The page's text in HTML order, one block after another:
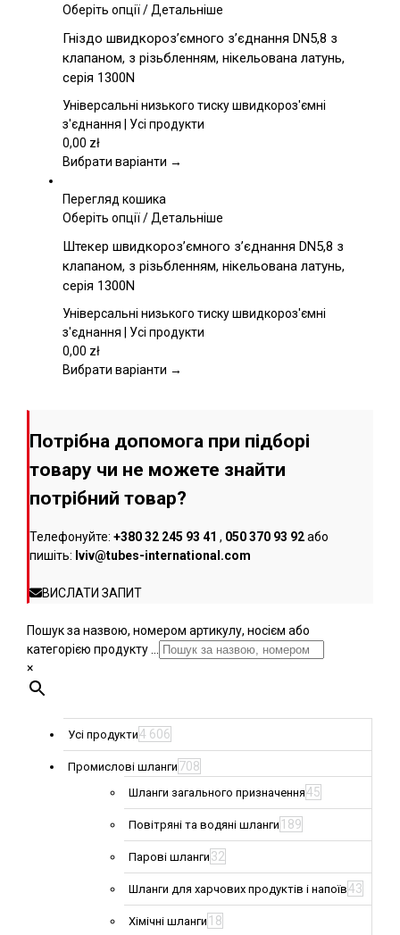
товару
Оберіть опціїЦей
має
кілька
Параметри
можна
на
товару
/Детальніше
Гніздо швидкороз’ємного з’єднання DN5,8 з
клапаном, з різьбленням, нікельована латунь,
серія 1300N
Універсальні низького тиску швидкороз'ємні
з'єднання | Усі продукти
0,00 zł
Вибрати варіанти →
Перегляд кошика
Оберіть опціїЦей
має
кілька
Параметри
можна
на
/Детальніше
Штекер швидкороз’ємного з’єднання DN5,8 з
клапаном, з різьбленням, нікельована латунь,
серія 1300N
Універсальні низького тиску швидкороз'ємні
з'єднання | Усі продукти
0,00 zł
Вибрати варіанти →
Потрібна допомога при підборі
товару чи не можете знайти
потрібний товар?
Телефонуйте: +380 32 245 93 41 , 050 370 93 92або
пишіть: lviv@tubes-international.com
ВИСЛАТИ ЗАПИТ
Пошук за назвою, номером артикулу, носієм або
категорією продукту ...
×
Усі продукти4 606
Промислові шланги 708
Шланги загального призначення45
Повітряні та водяні шланги 189
Парові шланги 32
Шланги для харчових продуктів і напоїв43
Хімічні шланги 18